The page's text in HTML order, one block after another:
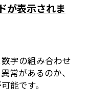
が表示されま
字の組み合わせ
常があるのか、
能です。